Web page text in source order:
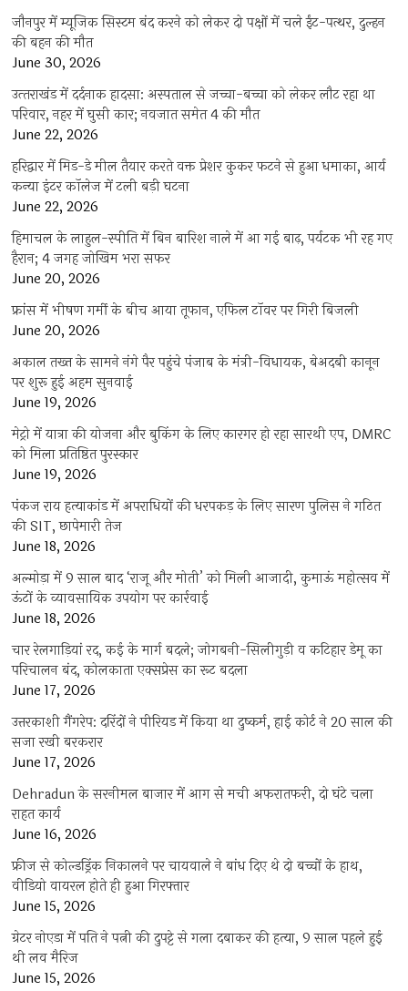
जौनपुर में म्यूजिक सिस्टम बंद करने को लेकर दो पक्षों में चले ईंट-पत्थर, दुल्हन
की बहन की मौत
June 30, 2026
उत्‍तराखंड में दर्दनाक हादसा: अस्पताल से जच्चा-बच्चा को लेकर लौट रहा था
परिवार, नहर में घुसी कार; नवजात समेत 4 की मौत
June 22, 2026
हरिद्वार में मिड-डे मील तैयार करते वक्त प्रेशर कुकर फटने से हुआ धमाका, आर्य
कन्या इंटर कॉलेज में टली बड़ी घटना
June 22, 2026
हिमाचल के लाहुल-स्पीति में बिन बारिश नाले में आ गई बाढ़, पर्यटक भी रह गए
हैरान; 4 जगह जोखिम भरा सफर
June 20, 2026
फ्रांस में भीषण गर्मी के बीच आया तूफान, एफिल टॉवर पर गिरी बिजली
June 20, 2026
अकाल तख्त के सामने नंगे पैर पहुंचे पंजाब के मंत्री-विधायक, बेअदबी कानून
पर शुरू हुई अहम सुनवाई
June 19, 2026
मेट्रो में यात्रा की योजना और बुकिंग के लिए कारगर हो रहा सारथी एप, DMRC
को मिला प्रतिष्ठित पुरस्कार
June 19, 2026
पंकज राय हत्याकांड में अपराधियों की धरपकड़ के लिए सारण पुलिस ने गठित
की SIT, छापेमारी तेज
June 18, 2026
अल्मोड़ा में 9 साल बाद ‘राजू और मोती’ को मिली आजादी, कुमाऊं महोत्सव में
ऊंटों के व्यावसायिक उपयोग पर कार्रवाई
June 18, 2026
चार रेलगाड़ियां रद, कई के मार्ग बदले; जोगबनी-सिलीगुड़ी व कटिहार डेमू का
परिचालन बंद, कोलकाता एक्सप्रेस का रूट बदला
June 17, 2026
उत्तरकाशी गैंगरेप: दरिंदों ने पीरियड में किया था दुष्कर्म, हाई कोर्ट ने 20 साल की
सजा रखी बरकरार
June 17, 2026
Dehradun के सरनीमल बाजार में आग से मची अफरातफरी, दो घंटे चला
राहत कार्य
June 16, 2026
फ्रीज से कोल्डड्रिंक निकालने पर चायवाले ने बांध दिए थे दो बच्चों के हाथ,
वीडियो वायरल होते ही हुआ गिरफ्तार
June 15, 2026
ग्रेटर नोएडा में पति ने पत्नी की दुपट्टे से गला दबाकर की हत्या, 9 साल पहले हुई
थी लव मैरिज
June 15, 2026